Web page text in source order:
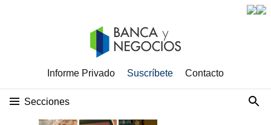
Informe Privado Suscríbete Contacto
Secciones